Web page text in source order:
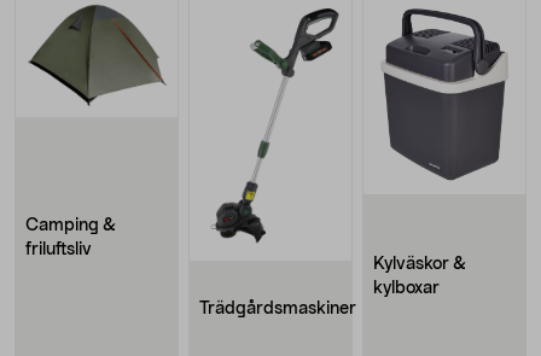
Camping &
friluftsliv
Trädgårdsmaskiner
Kylväskor &
kylboxar